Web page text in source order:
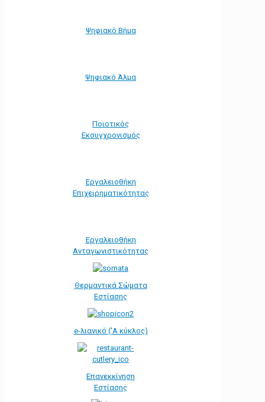
Ψηφιακό Βήμα
Ψηφιακό Άλμα
Ποιοτικός
Εκσυγχρονισμός
Εργαλειοθήκη
Eπιχειρηματικότητας
Εργαλειοθήκη
Ανταγωνιστικότητας
Θερμαντικά Σώματα
Εστίασης
e-λιανικό ('Α κύκλος)
Επανεκκίνηση
Εστίασης